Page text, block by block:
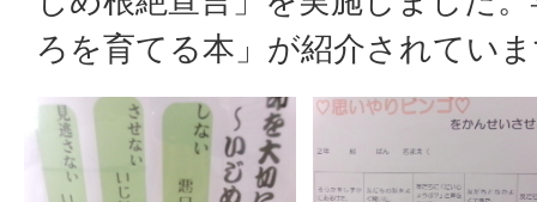
ろを育てる本」が紹介されてい